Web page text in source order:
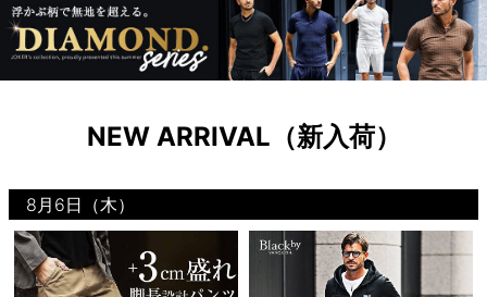
NEW ARRIVAL（新入荷）
8月6日（木）